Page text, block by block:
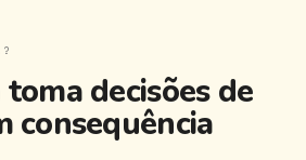
decisões de
consequência